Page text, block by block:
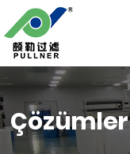
Çözümler